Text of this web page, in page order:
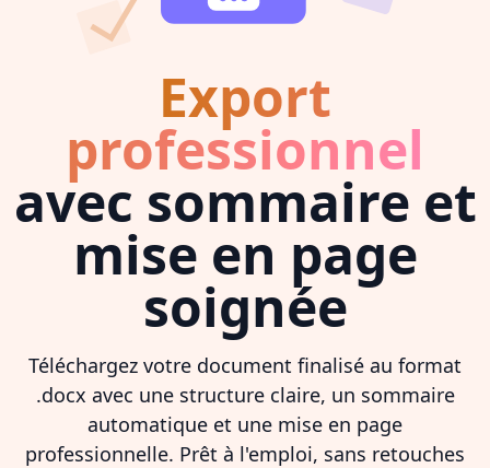
Export
professionnel
avec sommaire et
mise en page
soignée
Téléchargez votre document finalisé au format
.docx avec une structure claire, un sommaire
automatique et une mise en page
professionnelle. Prêt à l'emploi, sans retouches